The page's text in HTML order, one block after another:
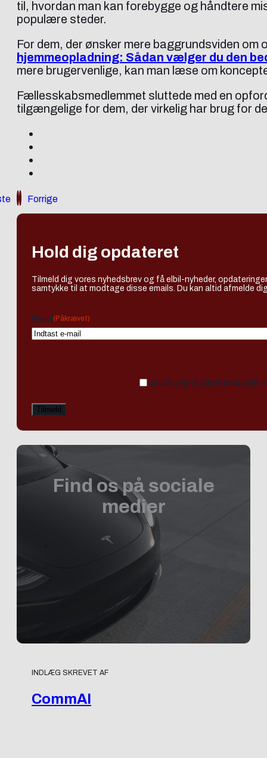
til, hvordan man kan forebygge og håndtere
populære steder.
For dem, der ønsker mere baggrundsviden
hjemmeopladning: Sådan vælger du den
mere brugervenlige, kan man læse om
Fællesskabsmedlemmet sluttede med en
tilgængelige for dem, der virkelig har brug for
Forrige
Hold dig opdateret
Tilmeld dig vores nyhedsbrev og få elbil-nyheder,
samtykke til at modtage disse emails. Du kan altid afmelde
Email (Påkrævet)
Ja tak, jeg vil gerne modtage
Find os på sociale
medier
INDLÆG SKREVET AF
CommAI